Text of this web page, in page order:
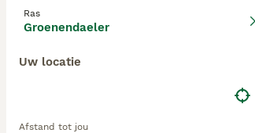
Ras
Groenendaeler
Uw locatie
Afstand tot jou